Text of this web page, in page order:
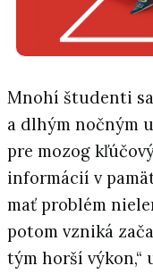
Mnohí študenti
a dlhým nočným
pre mozog
informácií v
mať problém
potom vzniká
tým horší